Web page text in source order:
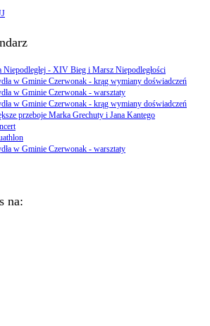
Niepodległej - XIV Bieg i Marsz Niepodległości
w Gminie Czerwonak - krąg wymiany doświadczeń
w Gminie Czerwonak - warsztaty
w Gminie Czerwonak - krąg wymiany doświadczeń
przeboje Marka Grechuty i Jana Kantego
w Gminie Czerwonak - warsztaty
na: